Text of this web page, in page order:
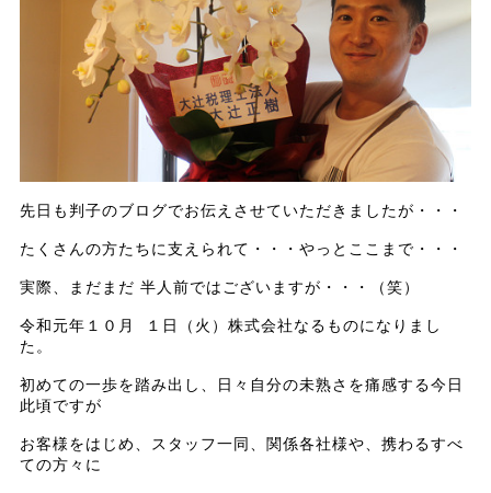
先日も判子のブログでお伝えさせていただきましたが・・・
たくさんの方たちに支えられて・・・やっとここまで・・・
実際、まだまだ 半人前ではございますが・・・（笑）
令和元年１０月 １日（火）株式会社なるものになりまし
た。
初めての一歩を踏み出し、日々自分の未熟さを痛感する今日
此頃ですが
お客様をはじめ、スタッフ一同、関係各社様や、携わるすべ
ての方々に